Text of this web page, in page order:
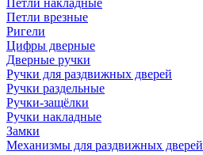
Петли накладные
Петли врезные
Ригели
Цифры дверные
Дверные ручки
Ручки для раздвижных дверей
Ручки раздельные
Ручки-защёлки
Ручки накладные
Замки
Механизмы для раздвижных дверей